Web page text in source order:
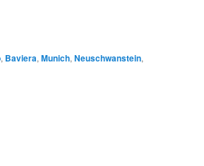
, Baviera, Munich, Neuschwanstein,